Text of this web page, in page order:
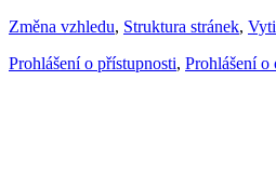
Změna vzhledu, Struktura stránek,
Prohlášení o přístupnosti, Prohlášení o